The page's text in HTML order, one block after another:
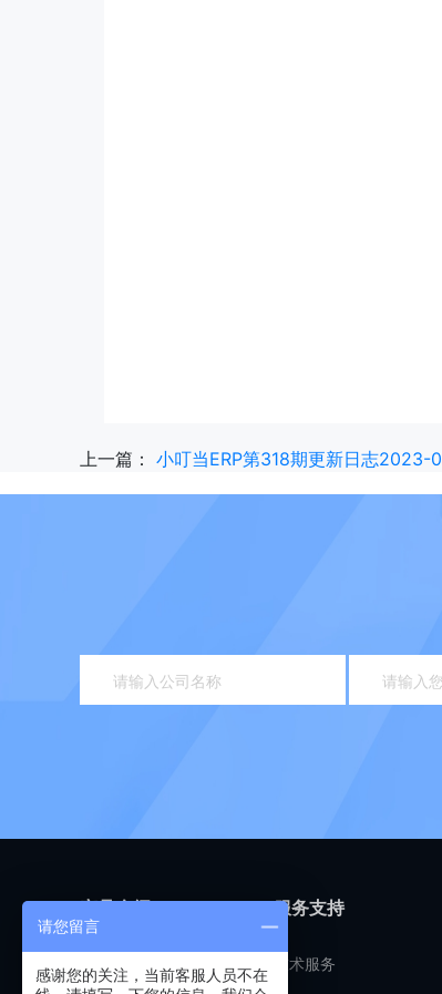
上一篇： 小叮当ERP第318期更新日志2023-
产品介绍
客户管理
服务支持
技术服务
请您留言
感谢您的关注，当前客服人员不在